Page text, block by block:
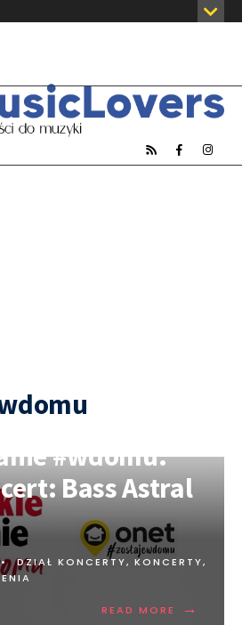
#wdomu.
Bass Astral
• DZIAŁ KONCERTY, KONCERTY,
READ MORE →